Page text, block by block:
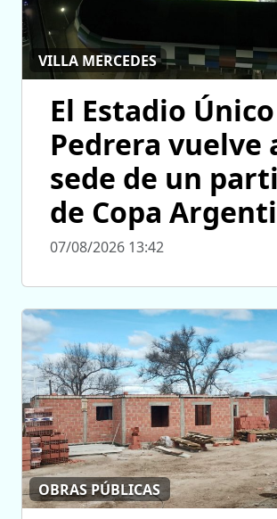
VILLA MERCEDES
El Estadio
Pedrera vuelve
sede de un
de Copa
07/08/2026 13:42
OBRAS PÚBLICAS